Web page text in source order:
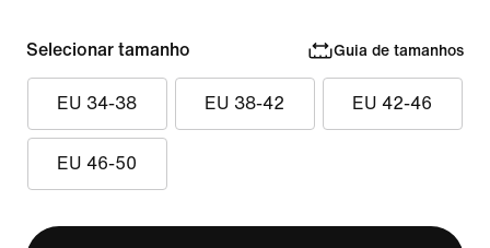
Selecionar tamanho Guia de tamanhos
EU 34-38 EU 38-42 EU 42-46
EU 46-50